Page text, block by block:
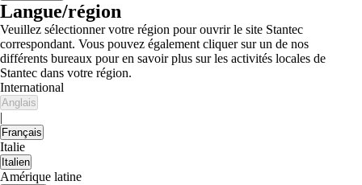
Langue/région
Veuillez sélectionner votre région pour ouvrir le site Stantec
correspondant. Vous pouvez également cliquer sur un de nos
différents bureaux pour en savoir plus sur les activités locales de
Stantec dans votre région.
International
Anglais
|
Français
Italie
Italien
Amérique latine